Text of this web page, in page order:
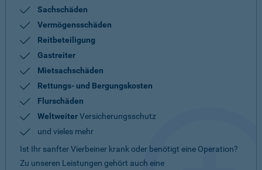
Sachschäden
Vermögensschäden
Reitbeteiligung
Gastreiter
Mietsachschäden
Rettungs- und Bergungskosten
Flurschäden
WeltweiterVersicherungsschutz
und vieles mehr
Ist Ihr sanfter Vierbeiner krank oder benötigt eine Operation?
Zu unseren Leistungen gehört auch eine